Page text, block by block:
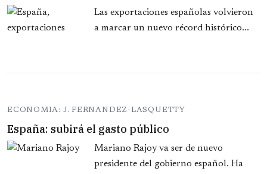
Las exportaciones españolas volvieron
a marcar un nuevo récord histórico...
ECONOMIA: J. FERNANDEZ-LASQUETTY
España: subirá el gasto público
Mariano Rajoy va ser de nuevo
presidente del gobierno español. Ha